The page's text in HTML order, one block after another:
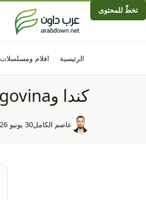
تخطّ للمحتوى
الرئيسية افلام ومسلسلات
كندا وBosnia & Herzegovina — كأس العالم 2026
عاصم الكامل30 يونيو 2026 - 9:04ص